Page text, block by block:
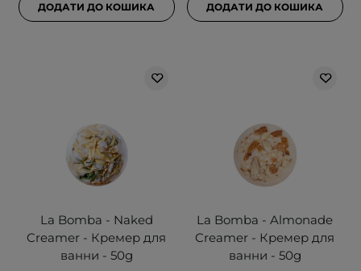
ДОДАТИ ДО КОШИКА ДОДАТИ ДО КОШИКА
La Bomba - Naked
Creamer - Кремер для
ванни - 50g
La Bomba - Almonade
Creamer - Кремер для
ванни - 50g